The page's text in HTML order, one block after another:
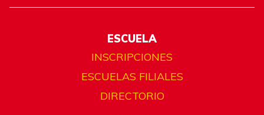
ESCUELA
INSCRIPCIONES
ESCUELAS FILIALES
DIRECTORIO